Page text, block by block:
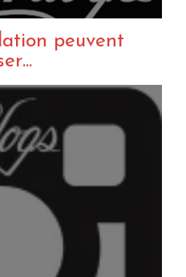
peuvent